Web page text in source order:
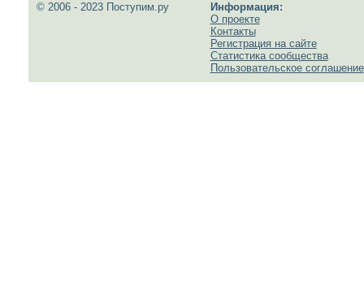
© 2006 - 2023 Поступим.ру
Информация:
О проекте
Контакты
Регистрация на сайте
Статистика сообщества
Пользовательское соглашение